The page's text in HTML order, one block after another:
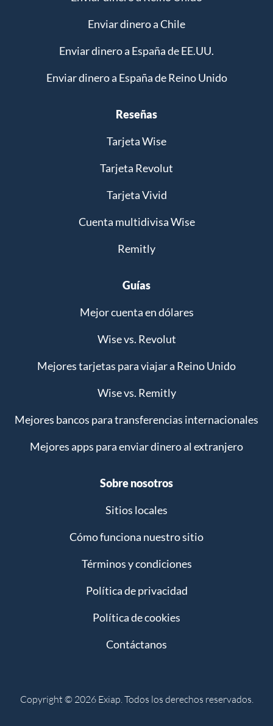
Enviar dinero a Chile
Enviar dinero a España de EE.UU.
Enviar dinero a España de Reino Unido
Reseñas
Tarjeta Wise
Tarjeta Revolut
Tarjeta Vivid
Cuenta multidivisa Wise
Remitly
Guías
Mejor cuenta en dólares
Wise vs. Revolut
Mejores tarjetas para viajar a Reino Unido
Wise vs. Remitly
Mejores bancos para transferencias internacionales
Mejores apps para enviar dinero al extranjero
Sobre nosotros
Sitios locales
Cómo funciona nuestro sitio
Términos y condiciones
Política de privacidad
Política de cookies
Contáctanos
Copyright © 2026 Exiap. Todos los derechos reservados.